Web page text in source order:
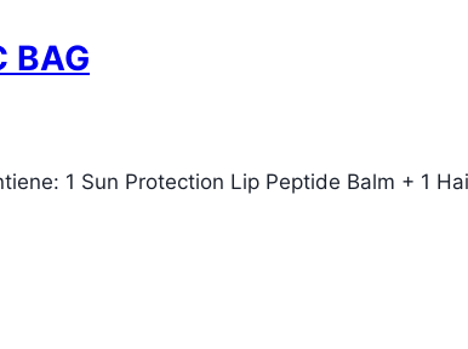
BAG
1 Sun Protection Lip Peptide Balm + 1